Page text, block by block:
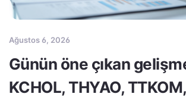
Ağustos 6, 2026
Günün öne çıkan
KCHOL, THYAO,